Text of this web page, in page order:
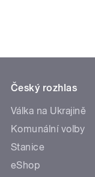
Český rozhlas
Válka na Ukrajině
Komunální volby
Stanice
eShop